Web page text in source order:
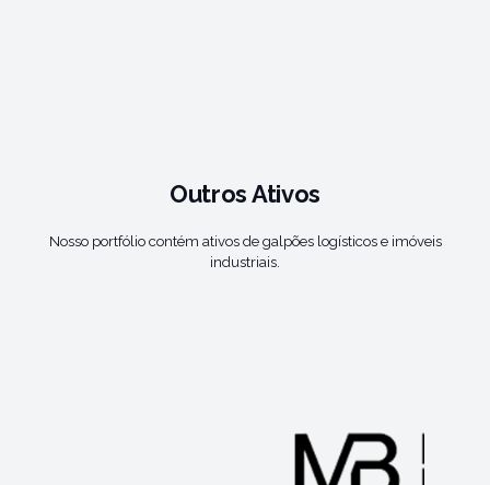
Outros Ativos
Nosso portfólio contém ativos de galpões logísticos e imóveis
industriais.